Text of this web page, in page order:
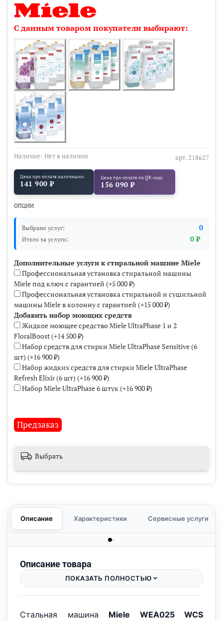
арт. 218627
Наличие: Нет в наличии
Предзаказ
Цена при оплате наличными
141 900 ₽
Цена при оплате по QR-коду
156 090 ₽
ОПЦИИ
Выбрано услуг: 0
Итого за услуги: 0 ₽
Дополнительные услуги к стиральной машине Miele
Профессиональная установка стиральной машины
Miele под ключ с гарантией (+5 000 ₽)
Профессиональная установка стиральной и сушильной
машины Miele в колонну с гарантией (+15 000 ₽)
Добавить набор моющих средств
Жидкое моющее средство Miele UltraPhase 1 и 2
FloralBoost(+14 500 ₽)
Набор средств для стирки Miele UltraPhase Sensitive (6
шт) (+16 900 ₽)
Набор жидких средств для стирки Miele UltraPhase
Refresh Elixir (6 шт) (+16 900 ₽)
Набор Miele UltraPhase 6 штук(+16 900 ₽)
С данным товаром покупатели выбирают:
Выбрать
Описание Характеристики Сервисные услуги
Описание товара
ПОКАЗАТЬ ПОЛНОСТЬЮ
Стальная машина Miele WEA025 WCS